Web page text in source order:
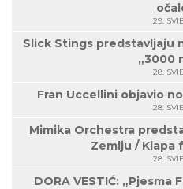
29.
Slick Stings predstavljaju
„3000
28.
Fran Uccellini objavio
28.
Mimika Orchestra
Zemlju / Klapa
28.
DORA VESTIĆ: